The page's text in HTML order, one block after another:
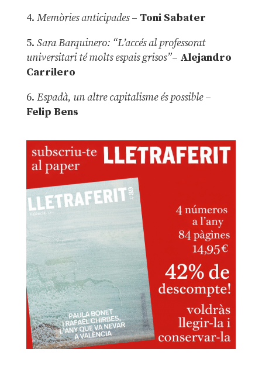
4. Memòries anticipades– Toni Sabater
5. Sara Barquinero: “L’accés al professorat
universitari té molts espais grisos”– Alejandro
Carrilero
6. Espadà, un altre capitalisme és possible –
Felip Bens